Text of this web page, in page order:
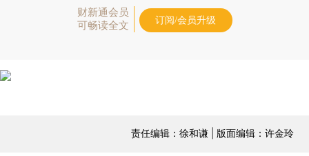
财新通会员
可畅读全文
订阅/会员升级
责任编辑：徐和谦 | 版面编辑：许金玲